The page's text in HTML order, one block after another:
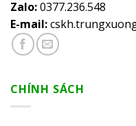
Zalo:0377.236.548
E-mail:
CHÍNH SÁCH